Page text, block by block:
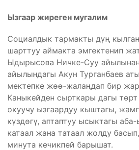
Ызгаар жиреген мугалим
Социалдык тармакты дүң
шарттуу аймакта эмгектенип
Ыдырысова Ничке-Суу
айылындагы Акун Турганбаев
мектепке жөө-жалаңдап бир
Каныкейден сырткары дагы
окуучу ызгаардуу кыштагы,
күздөгү, аптаптуу ысыктагы
катаал жана татаал жолду
минута кечикпей барышат.